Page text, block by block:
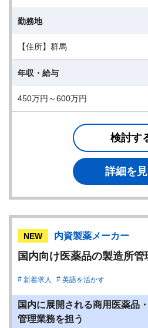
勤務地
【住所】群馬
年収・給与
450万円～600万円
検討す
詳細を
NEW 内資製薬メーカー
国内向け医薬品の製造所管
新着求人 英語を活かす
国内に展開される商用医薬品
管理業務を担う